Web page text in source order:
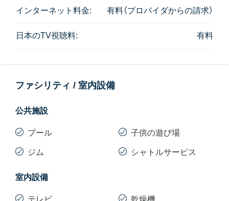
お子様連れにおすすめ！ 「築深物件」の魅力とは
インターネット料金: 有料（プロバイダからの請求）
日本のTV視聴料: 有料
ファシリティ / 室内設備
公共施設
プール
ジム
子供の遊び場
シャトルサービス
室内設備
テレビ 乾燥機